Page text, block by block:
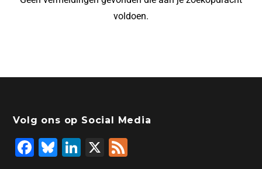
voldoen.
Volg ons op Social Media
F
Bl
Li
X